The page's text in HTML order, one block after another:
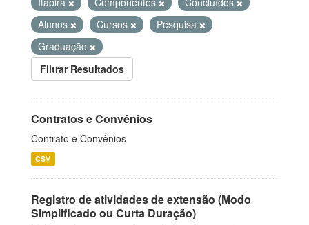
Alunos
Cursos
Pesquisa
Graduação
Filtrar Resultados
Contratos e Convênios
Contrato e Convênios
CSV
Registro de atividades de extensão (Modo
Simplificado ou Curta Duração)